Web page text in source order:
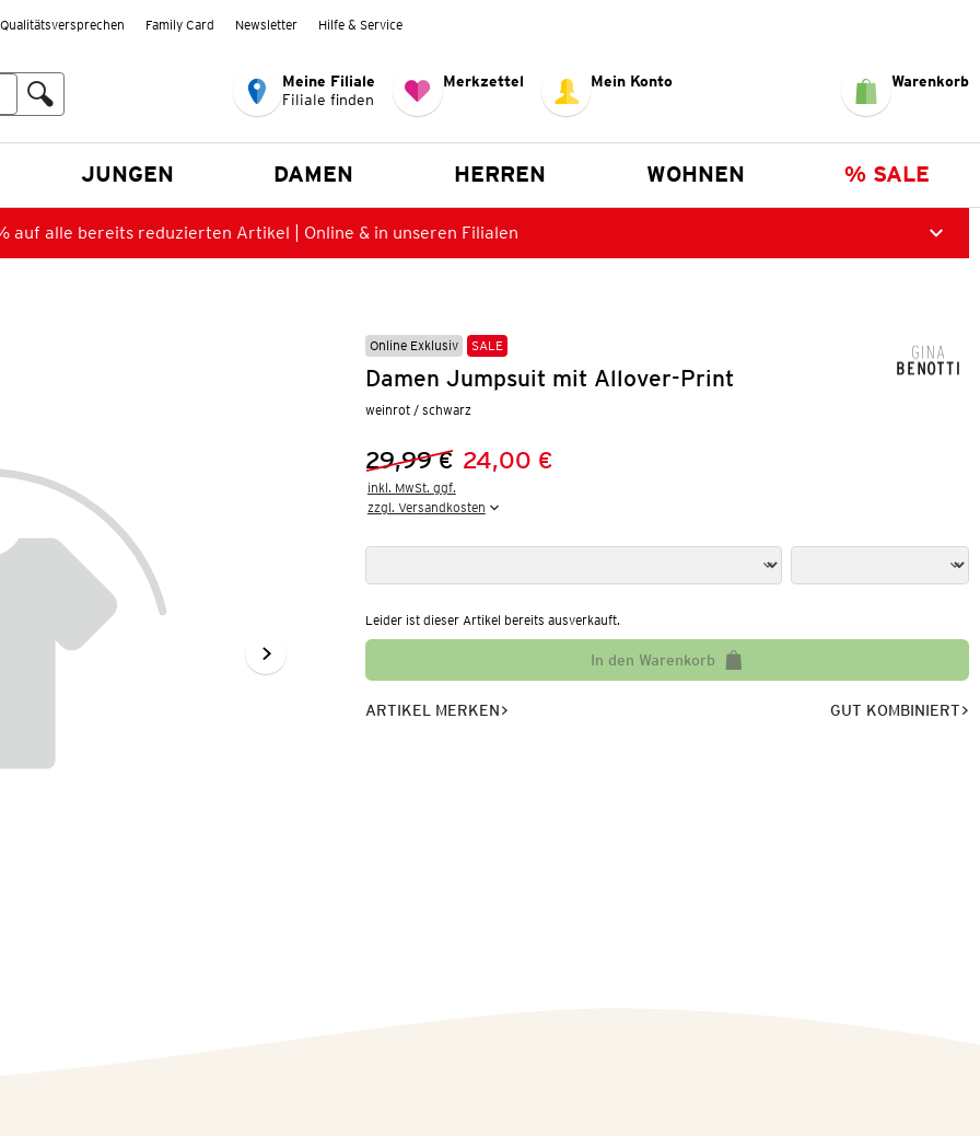
Qualitätsversprechen Family Card Newsletter Hilfe & Service
Meine Filiale
Filiale finden
Merkzettel Mein Konto Warenkorb
JUNGEN DAMEN HERREN WOHNEN % SALE
auf alle bereits reduzierten Artikel | Online & in unseren Filialen
Online Exklusiv SALE
Damen Jumpsuit mit Allover-Print
weinrot / schwarz
Vorheriger Preis:
29,99 €
Neuer Preis:24,00 €
inkl. MwSt. ggf.
zzgl. Versandkosten
Leider ist dieser Artikel bereits ausverkauft.
In den Warenkorb
ARTIKEL MERKEN GUT KOMBINIERT